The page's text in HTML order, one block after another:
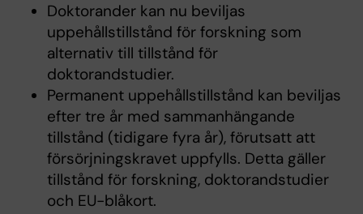
Doktorander kan nu beviljas
uppehållstillstånd för forskning som
alternativ till tillstånd för
doktorandstudier.
Permanent uppehållstillstånd kan beviljas
efter tre år med sammanhängande
tillstånd (tidigare fyra år), förutsatt att
försörjningskravet uppfylls. Detta gäller
tillstånd för forskning, doktorandstudier
och EU-blåkort.